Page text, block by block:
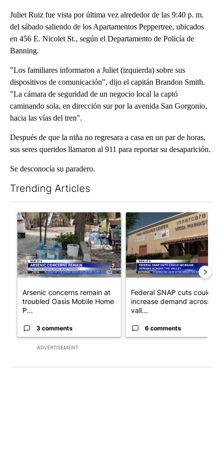
Juliet Ruiz fue vista por última vez alrededor de las 9:40 p. m.
del sábado saliendo de los Apartamentos Peppertree, ubicados
en 456 E. Nicolet St., según el Departamento de Policía de
Banning.
"Los familiares informaron a Juliet (izquierda) sobre sus
dispositivos de comunicación", dijo el capitán Brandon Smith.
"La cámara de seguridad de un negocio local la captó
caminando sola, en dirección sur por la avenida San Gorgonio,
hacia las vías del tren".
Después de que la niña no regresara a casa en un par de horas,
sus seres queridos llamaron al 911 para reportar su desaparición.
Se desconocía su paradero.
Trending Articles
ADVERTISEMENT
A trending article titled "Arsenic concerns remain at troubled
Arsenic concerns remain at
troubled Oasis Mobile Home
P...
3 comments
A trending article titled
Federal SNAP cuts could
increase demand across the
vall...
6 comments